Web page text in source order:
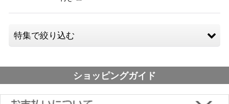
特集で絞り込む
アームタイプ（上下左右角度調節）小型（およそ12-26
アームタイプ（上下左右角度調節）中型（およそ26-50
ショッピングガイド